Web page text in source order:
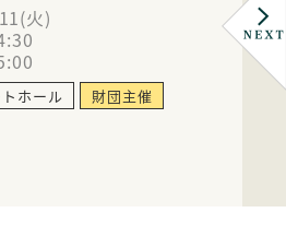
火)
ホール 財団主催